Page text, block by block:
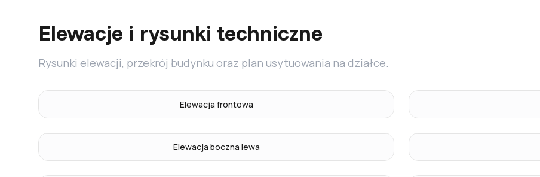
Elewacje i rysunki techniczne
Rysunki elewacji, przekrój budynku oraz plan usytuowania na działce.
Elewacja frontowa
Elewacja boczna lewa